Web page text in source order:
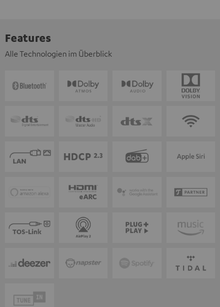
Features
Alle Technologien im Überblick